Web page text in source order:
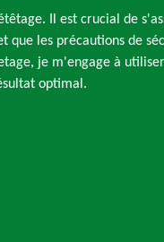
Il est crucial de
que les précautions de
je m'engage à
optimal.